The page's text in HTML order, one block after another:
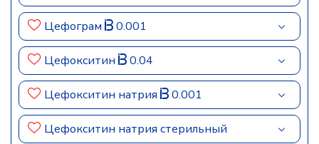
Цефограм 0.001
Цефокситин 0.04
Цефокситин натрия 0.001
Цефокситин натрия стерильный